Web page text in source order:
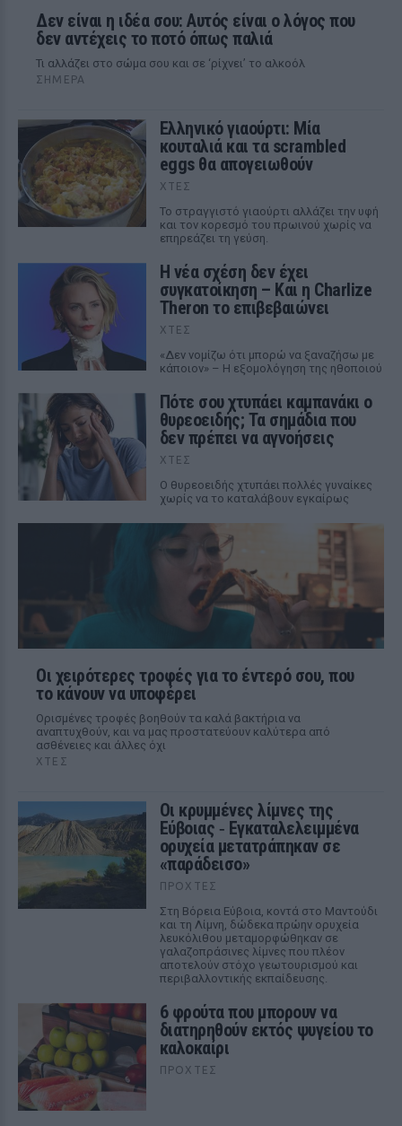
Δεν είναι η ιδέα σου: Αυτός είναι ο λόγος που
δεν αντέχεις το ποτό όπως παλιά
Τι αλλάζει στο σώμα σου και σε ‘ρίχνει’ το αλκοόλ
ΣΉΜΕΡΑ
Ελληνικό γιαούρτι: Μία
κουταλιά και τα scrambled
eggs θα απογειωθούν
ΧΤΕΣ
Το στραγγιστό γιαούρτι αλλάζει την υφή
και τον κορεσμό του πρωινού χωρίς να
επηρεάζει τη γεύση.
Η νέα σχέση δεν έχει
συγκατοίκηση – Και η Charlize
Theron το επιβεβαιώνει
ΧΤΕΣ
«Δεν νομίζω ότι μπορώ να ξαναζήσω με
κάποιον» – Η εξομολόγηση της ηθοποιού
Πότε σου χτυπάει καμπανάκι ο
θυρεοειδής; Τα σημάδια που
δεν πρέπει να αγνοήσεις
ΧΤΕΣ
Ο θυρεοειδής χτυπάει πολλές γυναίκες
χωρίς να το καταλάβουν εγκαίρως
Οι χειρότερες τροφές για το έντερό σου, που
το κάνουν να υποφέρει
Ορισμένες τροφές βοηθούν τα καλά βακτήρια να
αναπτυχθούν, και να μας προστατεύουν καλύτερα από
ασθένειες και άλλες όχι
ΧΤΕΣ
Οι κρυμμένες λίμνες της
Εύβοιας ‑ Εγκαταλελειμμένα
ορυχεία μετατράπηκαν σε
«παράδεισο»
ΠΡΟΧΤΈΣ
Στη Βόρεια Εύβοια, κοντά στο Μαντούδι
και τη Λίμνη, δώδεκα πρώην ορυχεία
λευκόλιθου μεταμορφώθηκαν σε
γαλαζοπράσινες λίμνες που πλέον
αποτελούν στόχο γεωτουρισμού και
περιβαλλοντικής εκπαίδευσης.
6 φρούτα που μπορουν να
διατηρηθούν εκτός ψυγείου το
καλοκαίρι
ΠΡΟΧΤΈΣ